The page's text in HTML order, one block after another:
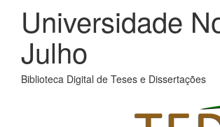
Universidade
Julho
Biblioteca Digital de Teses e Dissertações